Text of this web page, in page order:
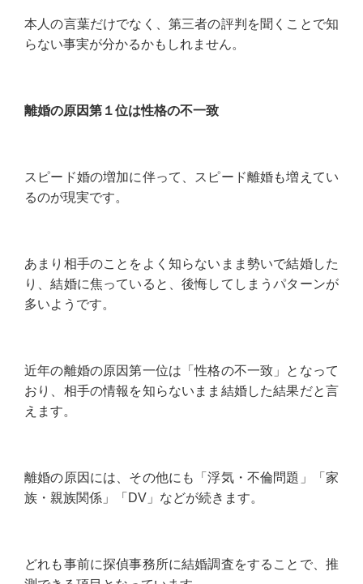
本人の言葉だけでなく、第三者の評判を聞くことで知
らない事実が分かるかもしれません。
離婚の原因第１位は性格の不一致
スピード婚の増加に伴って、スピード離婚も増えてい
るのが現実です。
あまり相手のことをよく知らないまま勢いで結婚した
り、結婚に焦っていると、後悔してしまうパターンが
多いようです。
近年の離婚の原因第一位は「性格の不一致」となって
おり、相手の情報を知らないまま結婚した結果だと言
えます。
離婚の原因には、その他にも「浮気・不倫問題」「家
族・親族関係」「DV」などが続きます。
どれも事前に探偵事務所に結婚調査をすることで、推